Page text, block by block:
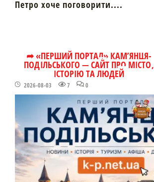
Петро хоче поговорити....
➦ «ПЕРШИЙ ПОРТАЛ» КАМ’ЯНЦЯ-
ПОДІЛЬСЬКОГО — САЙТ ПРО МІСТО,
ІСТОРІЮ ТА ЛЮДЕЙ
2026-08-03 7 0